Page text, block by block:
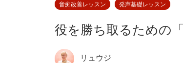
音痴改善レッスン 発声基礎レッスン
役を勝ち取るための
リュウジ